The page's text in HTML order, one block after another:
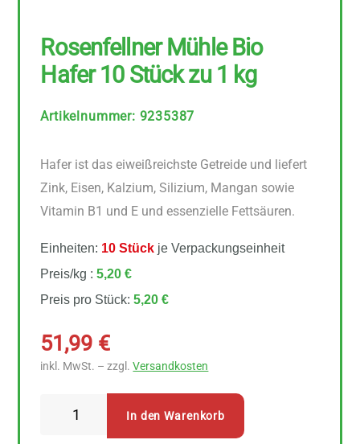
Rosenfellner Mühle Bio
Hafer 10 Stück zu 1 kg
Artikelnummer: 9235387
Hafer ist das eiweißreichste Getreide und liefert
Zink, Eisen, Kalzium, Silizium, Mangan sowie
Vitamin B1 und E und essenzielle Fettsäuren.
Einheiten: 10 Stück je Verpackungseinheit
Preis/kg :5,20 €
Preis pro Stück:5,20 €
51,99 €
inkl. MwSt. – zzgl.Versandkosten
In den Warenkorb